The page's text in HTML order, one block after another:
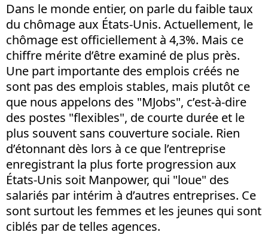
Dans le monde entier, on parle du faible taux
du chômage aux États-Unis. Actuellement, le
chômage est officiellement à 4,3%. Mais ce
chiffre mérite d’être examiné de plus près.
Une part importante des emplois créés ne
sont pas des emplois stables, mais plutôt ce
que nous appelons des "MJobs", c’est-à-dire
des postes "flexibles", de courte durée et le
plus souvent sans couverture sociale. Rien
d’étonnant dès lors à ce que l’entreprise
enregistrant la plus forte progression aux
États-Unis soit Manpower, qui "loue" des
salariés par intérim à d’autres entreprises. Ce
sont surtout les femmes et les jeunes qui sont
ciblés par de telles agences.